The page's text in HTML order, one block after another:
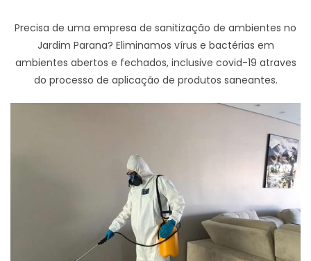
Precisa de uma empresa de sanitização de ambientes no
Jardim Parana? Eliminamos vírus e bactérias em
ambientes abertos e fechados, inclusive covid-19 atraves
do processo de aplicação de produtos saneantes.